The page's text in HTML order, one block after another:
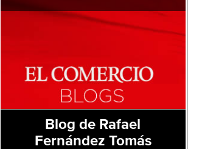
Blog de Rafael
Fernández Tomás